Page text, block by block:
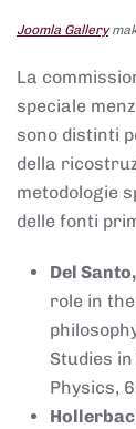
Joomla Gallery
La
speciale
sono distinti
della
metodologie
delle fonti
Del
role in
Studies
Physics,